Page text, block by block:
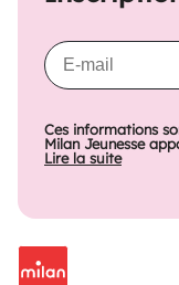
Ces informations
Milan Jeunesse
Lire la suite